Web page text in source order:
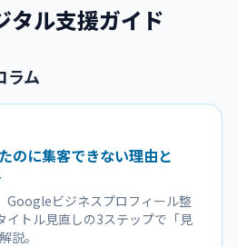
タル支援ガイド
ラム
のに集客できない理由と
Googleビジネスプロフィール整
イトル見直しの3ステップで「見
説。